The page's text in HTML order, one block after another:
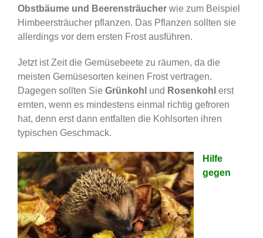
Obstbäume und Beerensträucher wie zum Beispiel
Himbeersträucher pflanzen. Das Pflanzen sollten sie
allerdings vor dem ersten Frost ausführen.
Jetzt ist Zeit die Gemüsebeete zu räumen, da die
meisten Gemüsesorten keinen Frost vertragen.
Dagegen sollten Sie Grünkohl und Rosenkohl erst
ernten, wenn es mindestens einmal richtig gefroren
hat, denn erst dann entfalten die Kohlsorten ihren
typischen Geschmack.
Hilfe
gegen